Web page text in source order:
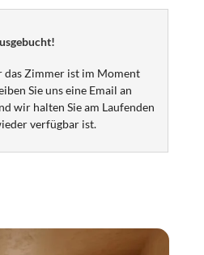
ruhig und sehr zentral gelegen
Größe ist ideal für zwei, es
sind vorhanden, jedoch
Höhe von 1,50 m. Ein Parkplatz
gemietet werden.
von 4 Wochen.
im hübschen St. Nikolaus
der Innsbrucker
das Zimmer ist im Moment
Sie uns eine Email an
wir halten Sie am Laufenden
verfügbar ist.